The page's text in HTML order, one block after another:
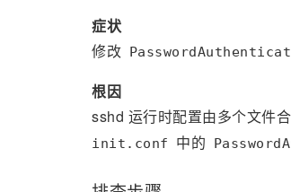
症状
修改
根因
sshd 运行时配置由多个文件
init.conf
中的